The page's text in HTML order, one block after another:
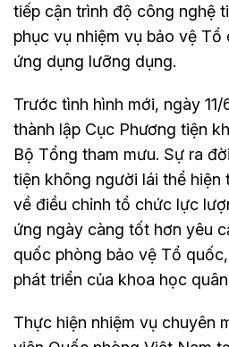
tiếp cận trình độ công nghệ
phục vụ nhiệm vụ bảo vệ
ứng dụng lưỡng dụng.
Trước tình hình mới, ngày
thành lập Cục Phương tiện
Bộ Tổng tham mưu. Sự ra
tiện không người lái thể hiện
về điều chỉnh tổ chức lực
ứng ngày càng tốt hơn yêu
quốc phòng bảo vệ Tổ
phát triển của khoa học
Thực hiện nhiệm vụ chuyên